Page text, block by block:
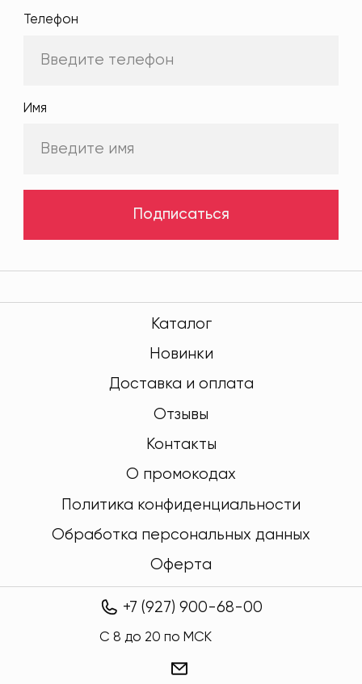
Телефон
Имя
Подписаться
Каталог
Новинки
Доставка и оплата
Отзывы
Контакты
О промокодах
Политика конфиденциальности
Обработка персональных данных
Оферта
+7 (927) 900-68-00
C 8 до 20 по МСК